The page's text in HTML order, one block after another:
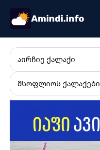
ᲐᲘᲠᲩᲘᲔ ᲥᲐᲚᲐᲥᲘ
ᲛᲡᲝᲤᲚᲘᲝᲡ ᲥᲐᲚᲐᲥᲔᲑᲘ